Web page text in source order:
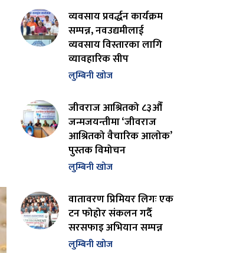
व्यवसाय प्रवर्द्धन कार्यक्रम
सम्पन्न, नवउद्यमीलाई
व्यवसाय विस्तारका लागि
व्यावहारिक सीप
लुम्बिनी खोज
जीवराज आश्रितको ८३औँ
जन्मजयन्तीमा ‘जीवराज
आश्रितको वैचारिक आलोक’
पुस्तक विमोचन
लुम्बिनी खोज
वातावरण प्रिमियर लिगः एक
टन फोहोर संकलन गर्दै
सरसफाइ अभियान सम्पन्न
लुम्बिनी खोज